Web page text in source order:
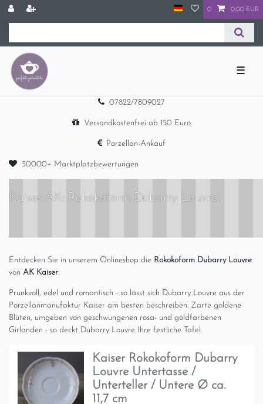
0 0,00 EUR
☰
07822/7809027
Versandkostenfrei ab 150 Euro
Porzellan-Ankauf
50000+ Marktplatzbewertungen
Kaiser AK: Rokokoform Dubarry Louvre
Entdecken Sie in unserem Onlineshop die Rokokoform Dubarry Louvre
von AK Kaiser.
Prunkvoll, edel und romantisch - so lässt sich Dubarry Louvre aus der
Porzellanmanufaktur Kaiser am besten beschreiben. Zarte goldene
Blüten, umgeben von geschwungenen rosa- und goldfarbenen
Girlanden - so deckt Dubarry Louvre Ihre festliche Tafel.
Kaiser Rokokoform Dubarry
Louvre Untertasse /
Unterteller / Untere Ø ca.
11,7 cm